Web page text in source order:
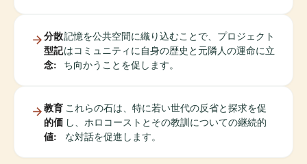
分散
型記
念:
記憶を公共空間に織り込むことで、プロジェクト
はコミュニティに自身の歴史と元隣人の運命に立
ち向かうことを促します。
教育
的価
値:
これらの石は、特に若い世代の反省と探求を促
し、ホロコーストとその教訓についての継続的
な対話を促進します。